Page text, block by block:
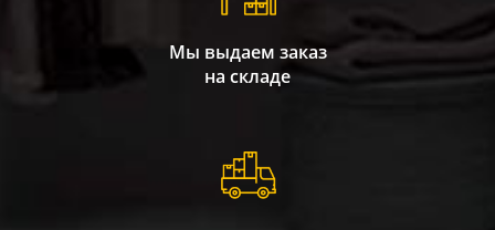
Мы выдаем заказ
на складе